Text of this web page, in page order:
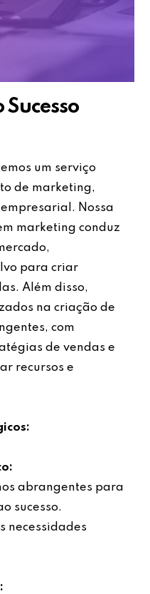
um serviço
de marketing,
Nossa
marketing conduz
para criar
Além disso,
na criação de
com
de vendas e
recursos e
abrangentes para
sucesso.
necessidades